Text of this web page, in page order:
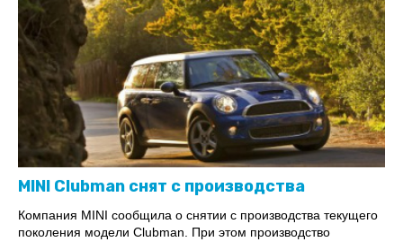
MINI Clubman снят с производства
Компания MINI сообщила о снятии с производства текущего
поколения модели Clubman. При этом производство